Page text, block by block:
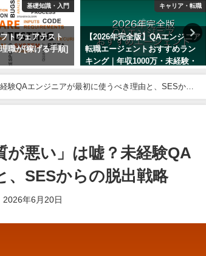
基礎知識・入門
トウェアテスト
職が[稼げる手順]
キャリア・転職
【2026年完全版】QAエンジニア
転職エージェントおすすめラン
キング｜年収1000万・未経験・
フルリモート
2023年1月21日
験QAエンジニアが最初に使うべき理由と、SESから
が悪い」は嘘？未経験QA
、SESからの脱出戦略
2026年6月20日